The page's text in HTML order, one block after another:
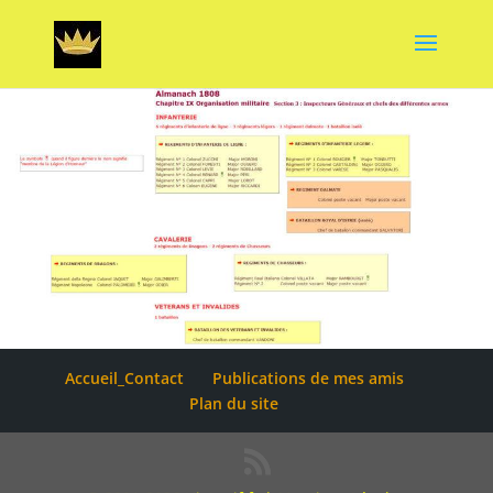
Accueil_Contact
Publications de mes amis
Plan du site